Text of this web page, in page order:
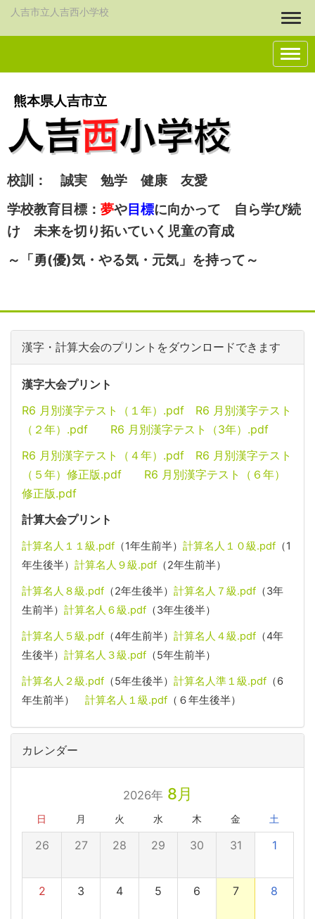
人吉市立人吉西小学校
熊本県人吉市立
校訓： 誠実 勉学 健康 友愛
学校教育目標： 夢や目標に向かって 自ら学び続
け 未来を切り拓いていく児童の育成
～「勇(優)気・やる気・元気」を持って～
漢字・計算大会のプリントをダウンロードできます
漢字大会プリント
R6 月別漢字テスト（１年）.pdf
R6 月別漢字テスト
（２年）.pdf
R6 月別漢字テスト（3年）.pdf
R6 月別漢字テスト（４年）.pdf
R6 月別漢字テスト
（５年）修正版.pdf
R6 月別漢字テスト（６年）
修正版.pdf
計算大会プリント
計算名人１１級.pdf （1年生前半） 計算名人１０級.pdf （1
年生後半） 計算名人９級.pdf （2年生前半）
計算名人８級.pdf （2年生後半） 計算名人７級.pdf （3年
生前半） 計算名人６級.pdf （3年生後半）
計算名人５級.pdf （4年生前半） 計算名人４級.pdf （4年
生後半） 計算名人３級.pdf （5年生前半）
計算名人２級.pdf （5年生後半） 計算名人準１級.pdf （6
年生前半） 計算名人１級.pdf （６年生後半）
カレンダー
2026年8月
日 月 火 水 木 金 土
26 27 28 29 30 31 1
2 3 4 5 6 7 8